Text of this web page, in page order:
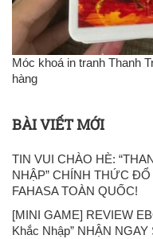
Móc khoá in tranh Thanh
hàng
BÀI VIẾT MỚI
TIN VUI CHÀO HÈ:
NHẬP” CHÍNH THỨC
FAHASA TOÀN QUỐC!
[MINI GAME] REVIEW
Khắc Nhập” NHẬN NGAY